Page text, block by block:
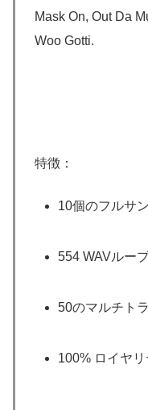
Mask On, Out Da
Woo Gotti.
特徴：
10個のフルサ
554 WAVルー
50のマルチト
100% ロイヤ